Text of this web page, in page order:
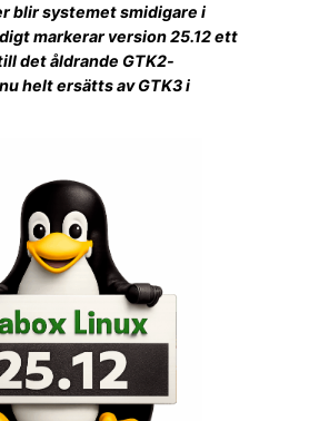
blir systemet smidigare i
markerar version 25.12 ett
det åldrande GTK2-
helt ersätts av GTK3 i